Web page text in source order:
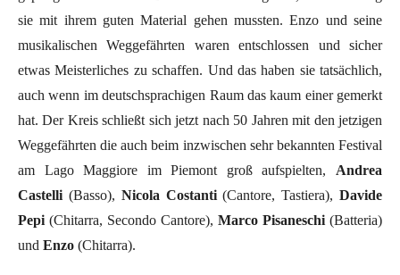
sie mit ihrem guten Material gehen mussten. Enzo und seine
musikalischen Weggefährten waren entschlossen und sicher
etwas Meisterliches zu schaffen. Und das haben sie tatsächlich,
auch wenn im deutschsprachigen Raum das kaum einer gemerkt
hat. Der Kreis schließt sich jetzt nach 50 Jahren mit den jetzigen
Weggefährten die auch beim inzwischen sehr bekannten Festival
am Lago Maggiore im Piemont groß aufspielten, Andrea
Castelli (Basso), Nicola Costanti(Cantore, Tastiera),Davide
Pepi (Chitarra, Secondo Cantore), Marco Pisaneschi (Batteria)
und Enzo (Chitarra).